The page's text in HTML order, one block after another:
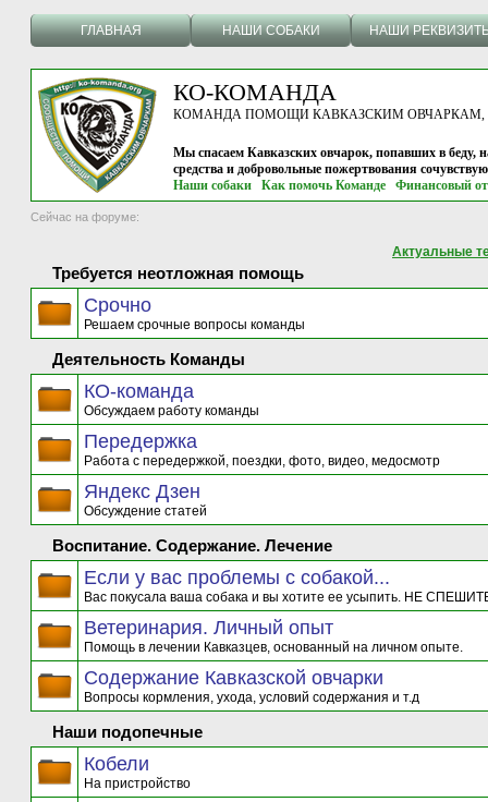
ГЛАВНАЯ НАШИ СОБАКИ НАШИ
КО-КОМАНДА
КОМАНДА ПОМОЩИ КАВКАЗСКИМ ОВЧАРКАМ, г.
Мы спасаем Кавказских овчарок, попавших в беду,
средства и добровольные пожертвования
Наши собаки
Как помочь Команде Финансовый
Сейчас на форуме:
Актуальные
Требуется неотложная помощь
Срочно
Решаем срочные вопросы команды
Деятельность Команды
КО-команда
Обсуждаем работу команды
Передержка
Работа с передержкой, поездки, фото, видео, медосмотр
Яндекс Дзен
Обсуждение статей
Воспитание. Содержание. Лечение
Если у вас проблемы с собакой...
Вас покусала ваша собака и вы хотите ее усыпить. НЕ
Ветеринария. Личный опыт
Помощь в лечении Кавказцев, основанный на личном опыте.
Содержание Кавказской овчарки
Вопросы кормления, ухода, условий содержания и т.д
Наши подопечные
Кобели
На пристройство